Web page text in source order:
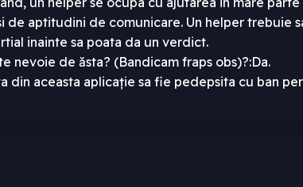
aptitudini de comunicare. Un helper trebuie
inainte sa poata da un verdict.
nevoie de ăsta? (Bandicam fraps obs)?:Da.
aceasta aplicație sa fie pedepsita cu ban